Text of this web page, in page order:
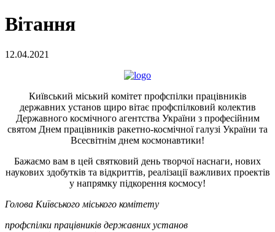
Вітання
12.04.2021
Київський міський комітет профспілки працівників
державних установ щиро вітає профспілковий колектив
Державного космічного агентства України з професійним
святом Днем працівників ракетно-космічної галузі України та
Всесвітнім днем космонавтики!
Бажаємо вам в цей святковий день творчої наснаги, нових
наукових здобутків та відкриттів, реалізації важливих проектів
у напрямку підкорення космосу!
Голова Київського міського комітету
профспілки працівників державних установ